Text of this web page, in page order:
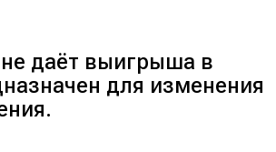
даёт выигрыша в
для изменения